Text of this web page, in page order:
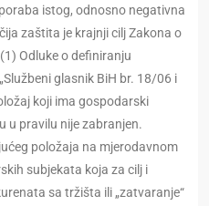
istog, odnosno negativna
zaštita je krajnji cilj Zakona o
Odluke o definiranju
glasnik BiH br. 18/06 i
koji ima gospodarski
u pravilu nije zabranjen.
položaja na mjerodavnom
subjekata koja za cilj i
sa tržišta ili „zatvaranje“